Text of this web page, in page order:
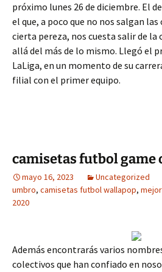
próximo lunes 26 de diciembre. El
el que, a poco que no nos salgan
cierta pereza, nos cuesta salir de la
allá del más de lo mismo. Llegó el
LaLiga, en un momento de su
filial con el primer equipo.
camisetas futbol game
mayo 16, 2023 Uncategorized
umbro, camisetas futbol wallapop,
2020
Además encontrarás varios
colectivos que han confiado en